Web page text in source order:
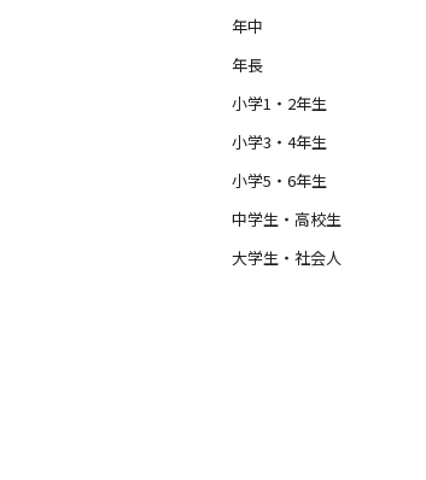
年中
年長
小学1・2年生
小学3・4年生
小学5・6年生
中学生・高校生
大学生・社会人